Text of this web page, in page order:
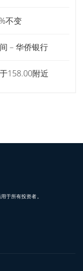
不变
– 华侨银行
158.00附近
于所有投资者。